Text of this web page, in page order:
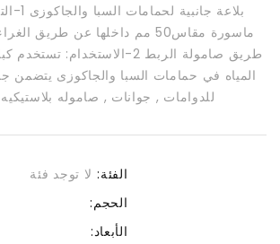
بلاعة
ماسورة مقاس50 مم داخلها عن طريق
طريق صامولة الربط 2-الاستخدام:
المياه في حمامات السبا والجاكوزى
للدوامات , جوانات , صاموله
الفئة: لا توجد فئة
الحجم:
الأبعاد: